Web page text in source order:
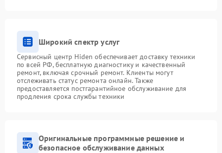
Широкий спектр услуг
Сервисный центр Hiden обеспечивает доставку техники
по всей РФ, бесплатную диагностику и качественный
ремонт, включая срочный ремонт. Клиенты могут
отслеживать статус ремонта онлайн. Также
предоставляется постгарантийное обслуживание для
продления срока службы техники
Оригинальные программные решение и
безопасное обслуживание данных